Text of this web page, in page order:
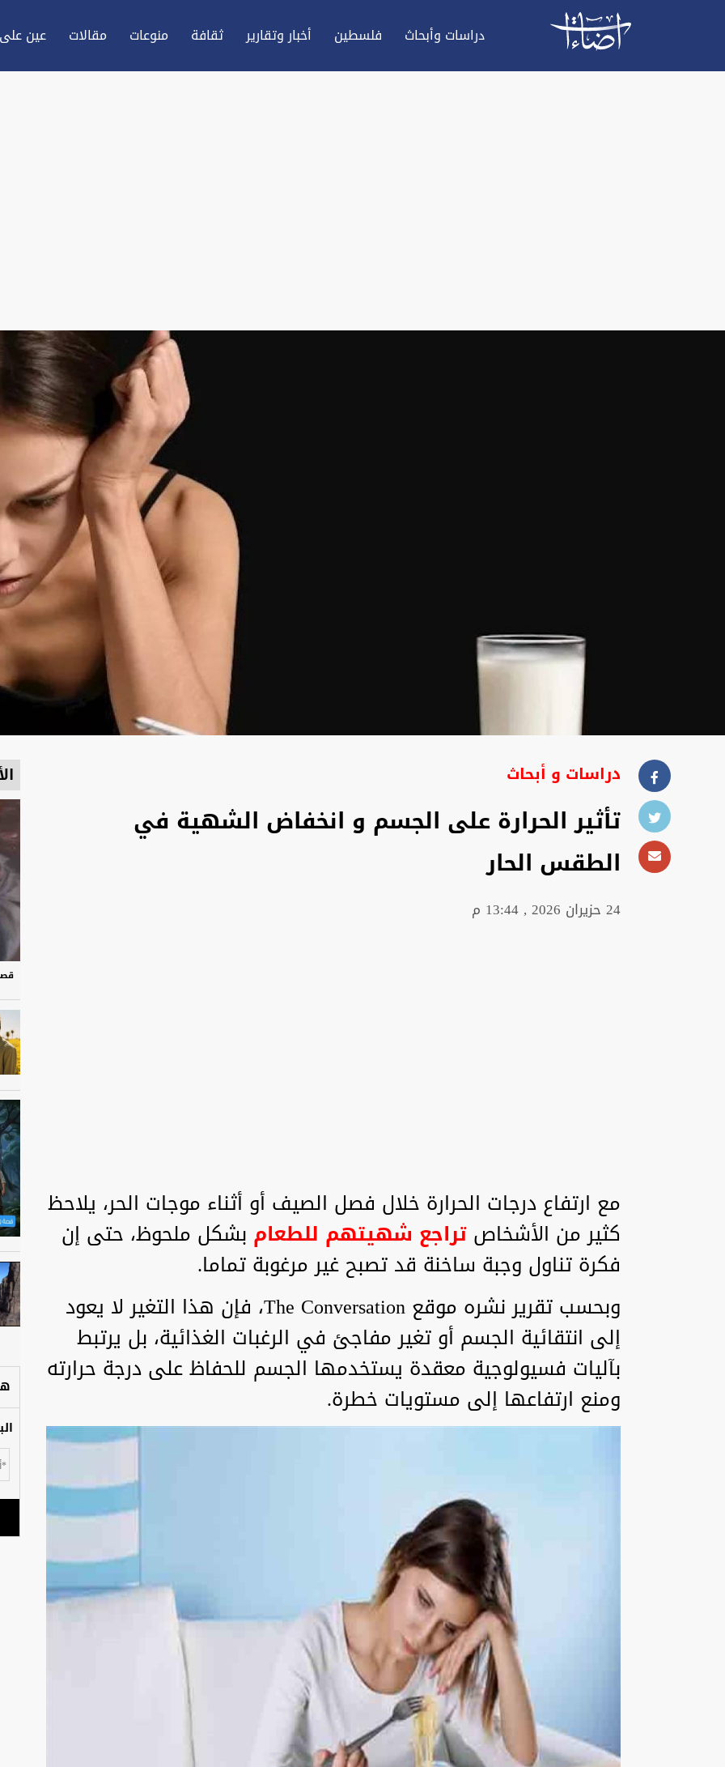
دراسات وأبحاث فلسطين أخبار وتقارير ثقافة منوعات مقالات عين
دراسات و أبحاث
تأثير الحرارة على الجسم و انخفاض الشهية في
الطقس الحار
24 حزيران 2026 , 13:44 م
مع ارتفاع درجات الحرارة خلال فصل الصيف أو أثناء موجات الحر، يلاحظ
كثير من الأشخاصتراجع شهيتهم للطعام بشكل ملحوظ، حتى إن
فكرة تناول وجبة ساخنة قد تصبح غير مرغوبة تماما.
وبحسب تقرير نشره موقع The Conversation، فإن هذا التغير لا يعود
إلى انتقائية الجسم أو تغير مفاجئ في الرغبات الغذائية، بل يرتبط
بآليات فسيولوجية معقدة يستخدمها الجسم للحفاظ على درجة حرارته
ومنع ارتفاعها إلى مستويات خطرة.